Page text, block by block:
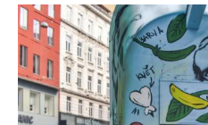
Instruments a digitální
techn